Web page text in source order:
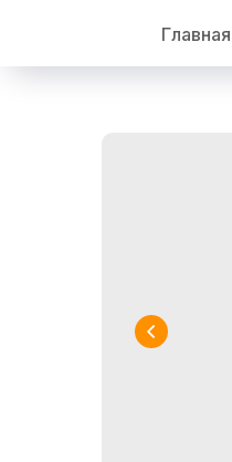
Главная